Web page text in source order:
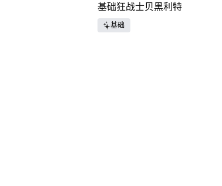
基础狂战士贝黑利特
基础